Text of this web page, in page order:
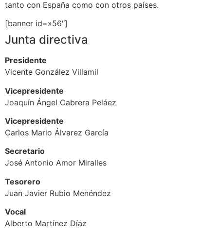
tanto con España como con otros países.
[banner id=»56″]
Junta directiva
Presidente
Vicente González Villamil
Vicepresidente
Joaquín Ángel Cabrera Peláez
Vicepresidente
Carlos Mario Álvarez García
Secretario
José Antonio Amor Miralles
Tesorero
Juan Javier Rubio Menéndez
Vocal
Alberto Martínez Díaz